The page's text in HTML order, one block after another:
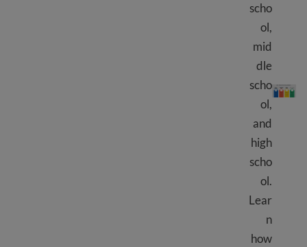
scho
ol,
mid
dle
scho
ol,
and
high
scho
ol.
Lear
n
how